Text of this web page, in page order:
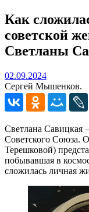
Как
советской
Светланы
02.09.202402.09.2024
Сергей Мышенков.
Светлана Савицкая
Советского Союза.
Терешковой)
побывавшая в
сложилась личная